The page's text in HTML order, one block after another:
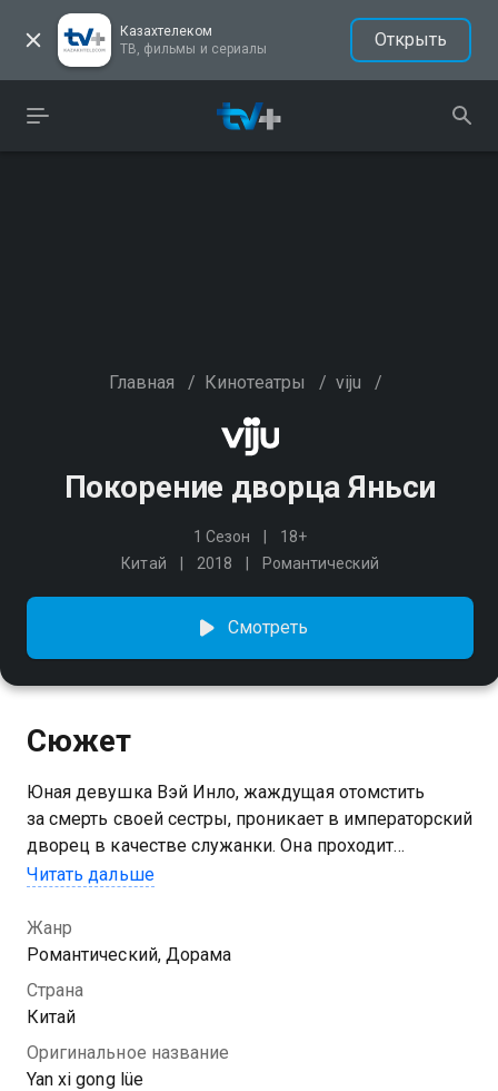
Казахтелеком
ТВ, фильмы и сериалы
Открыть
Главная / Кинотеатры / viju /
Покорение дворца Яньси
1 Сезон
18+
Китай
2018 Романтический
Смотреть
Сюжет
Юная девушка Вэй Инло, жаждущая отомстить
за смерть своей сестры, проникает в императорский
дворец в качестве служанки. Она проходит
обучение и находит покровительство, а благодаря
невероятных высот и привлекает внимание самого
императора.
Читать дальше
Жанр
Романтический, Дорама
Страна
Китай
Оригинальное название
Yan xi gong lüe